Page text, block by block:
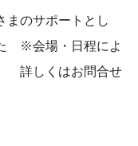
まのサポートとし
※会場・日程によ
詳しくはお問合せ